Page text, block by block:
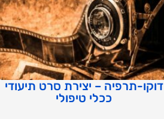
דוקו-תרפיה – יצירת סרט תיעודי
ככלי טיפולי